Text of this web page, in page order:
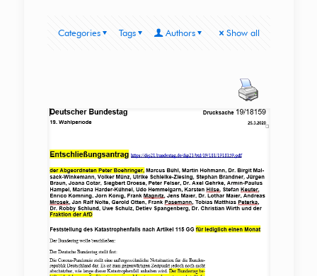
Categories Tags Authors Show all